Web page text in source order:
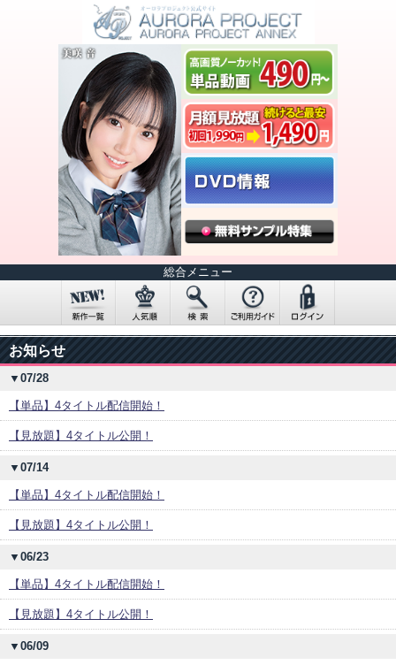
総合メニュー
お知らせ
▼07/28
【単品】4タイトル配信開始！
【見放題】4タイトル公開！
▼07/14
【単品】4タイトル配信開始！
【見放題】4タイトル公開！
▼06/23
【単品】4タイトル配信開始！
【見放題】4タイトル公開！
▼06/09